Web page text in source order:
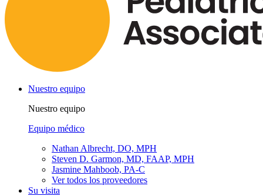
Nuestro equipo
Nuestro equipo
Equipo médico
Nathan Albrecht, DO, MPH
Steven D. Garmon, MD, FAAP, MPH
Jasmine Mahboob, PA-C
Ver todos los proveedores
Su visita